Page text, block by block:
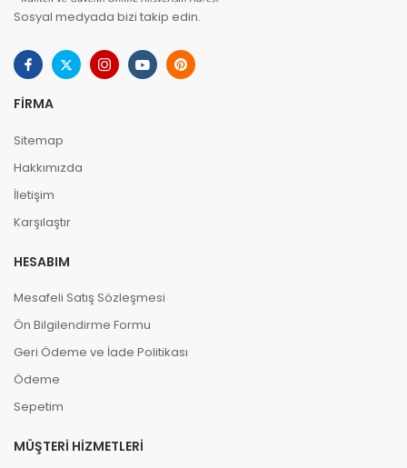
Sosyal medyada bizi takip edin.
FIRMA
Sitemap
Hakkımızda
İletişim
Karşılaştır
HESABIM
Mesafeli Satış Sözleşmesi
Ön Bilgilendirme Formu
Geri Ödeme ve İade Politikası
Ödeme
Sepetim
MÜŞTERI HIZMETLERI